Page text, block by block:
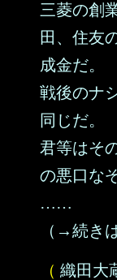
三菱の創
田、住友
成金だ。
戦後のナ
同じだ。
君等はそ
の悪口な
……
（→続き
（ 織田大